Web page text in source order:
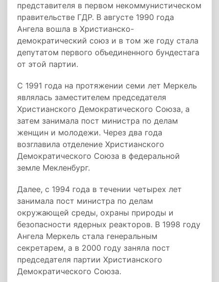
представителя в первом некоммунистическом
правительстве ГДР. В августе 1990 года
Ангела вошла в Христианско-
демократический союз и в том же году стала
депутатом первого объединенного бундестага
от этой партии.
С 1991 года на протяжении семи лет Меркель
являлась заместителем председателя
Христианского Демократического Союза, а
затем занимала пост министра по делам
женщин и молодежи. Через два года
возглавила отделение Христианского
Демократического Союза в федеральной
земле Мекленбург.
Далее, с 1994 года в течении четырех лет
занимала пост министра по делам
окружающей среды, охраны природы и
безопасности ядерных реакторов. В 1998 году
Ангела Меркель стала генеральным
секретарем, а в 2000 году заняла пост
председателя партии Христианского
Демократического Союза.